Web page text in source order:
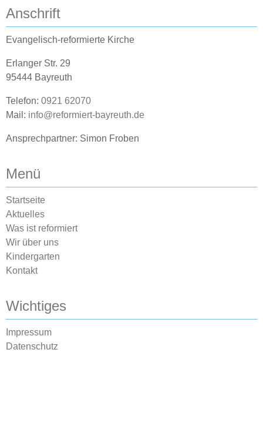
Anschrift
Evangelisch-reformierte Kirche
Erlanger Str. 29
95444 Bayreuth
Telefon: 0921 62070
Mail: info@reformiert-bayreuth.de
Ansprechpartner: Simon Froben
Menü
Startseite
Aktuelles
Was ist reformiert
Wir über uns
Kindergarten
Kontakt
Wichtiges
Impressum
Datenschutz